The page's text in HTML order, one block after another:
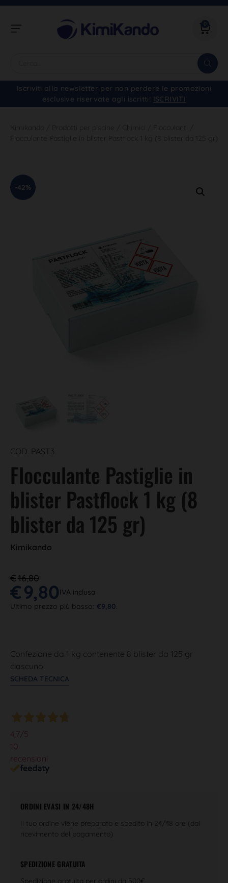
0
Iscriviti alla newsletter per non perdere le promozioni
esclusive riservate agli iscritti! ISCRIVITI
-42%
COD. PAST3
Flocculante Pastiglie in
blister Pastflock 1 kg (8
blister da 125 gr)
Kimikando
Confezione da 1 kg contenente 8 blister da 125 gr
ciascuno.
SCHEDA TECNICA
4,7/5
10
recensioni
€16,80
€9,80IVA inclusa
Ultimo prezzo più basso: €9,80.
ORDINI EVASI IN 24/48H
Il tuo ordine viene preparato e spedito in 24/48 ore (dal
ricevimento del pagamento)
SPEDIZIONE GRATUITA
Spedizione gratuita per ordini da 500€